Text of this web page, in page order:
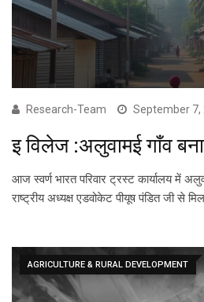
Research-Team September 7,
इ विलेज :अलुवामई गाँव
आज स्वर्ण भारत परिवार ट्रस्ट कार्यालय में
राष्ट्रीय अध्यक्ष एडवोकेट पीयूष पंडित जी से
AGRICULTURE & RURAL DEVELOPMENT